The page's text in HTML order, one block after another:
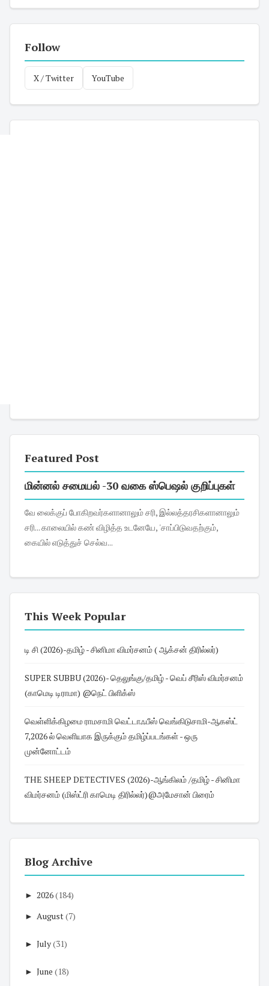
Follow
X / Twitter YouTube
Featured Post
மின்னல் சமையல் -30 வகை ஸ்பெஷல் குறிப்புகள்
வே லைக்குப் போகிறவர்களானாலும் சரி, இல்லத்தரசிகளானாலும்
சரி... காலையில் கண் விழித்த உடனேயே, 'சாப்பிடுவதற்கும்,
கையில் எடுத்துச் செல்வ...
This Week Popular
டி சி (2026)-தமிழ் - சினிமா விமர்சனம் ( ஆக்சன் திரில்லர்)
SUPER SUBBU (2026)- தெலுங்கு/தமிழ் - வெப் சீரிஸ் விமர்சனம்
(காமெடி டிராமா) @நெட் பிளிக்ஸ்
வெள்ளிக்கிழமை ராமசாமி வெட்டாஃபீஸ் வெங்கிடுசாமி-ஆகஸ்ட்
7,2026 ல் வெளியாக இருக்கும் தமிழ்ப்படங்கள் - ஒரு
முன்னோட்டம்
THE SHEEP DETECTIVES (2026)-ஆங்கிலம் /தமிழ் - சினிமா
விமர்சனம் (மிஸ்ட்ரி காமெடி திரில்லர்)@அமேசான் பிரைம்
Blog Archive
► 2026(184)
► August(7)
► July(31)
► June (18)